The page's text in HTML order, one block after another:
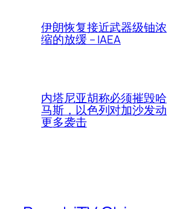
伊朗恢复接近武器级铀浓
缩的放缓 – IAEA
内塔尼亚胡称必须摧毁哈
马斯，以色列对加沙发动
更多袭击